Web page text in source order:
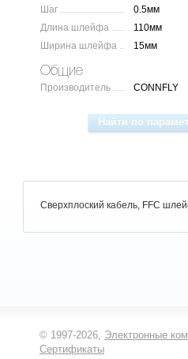
Шаг
0.5мм
Длина шлейфа
110мм
Ширина шлейфа
15мм
Общие
Производитель CONNFLY
Сверхплоский кабель, FFC
© 1997-2026, Электронные
Сертификаты